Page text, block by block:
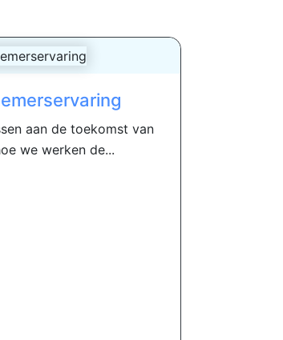
aan de toekomst van
we werken de...